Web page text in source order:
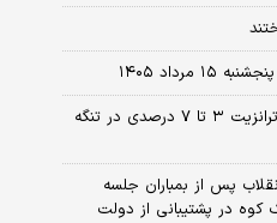
۱۴۰۵
رویترز: ایران و عمان برای تعیین تعرفه ترانزیت ۳ تا ۷ درصدی در تنگه
پس از بمباران جلسه
کوه در پشتیبانی از دولت